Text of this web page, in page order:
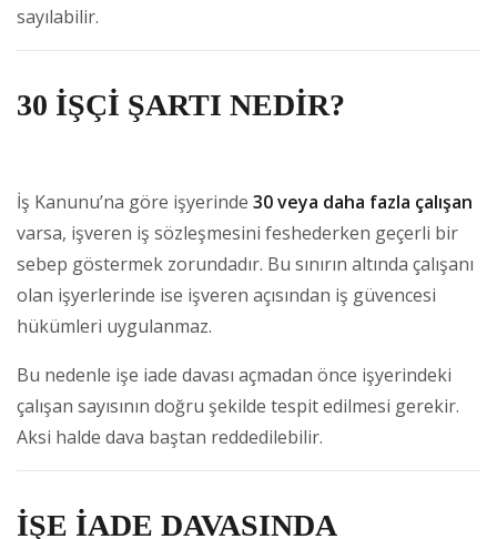
sayılabilir.
30 İŞÇİ ŞARTI NEDİR?
İş Kanunu’na göre işyerinde 30 veya daha fazla çalışan
varsa, işveren iş sözleşmesini feshederken geçerli bir
sebep göstermek zorundadır. Bu sınırın altında çalışanı
olan işyerlerinde ise işveren açısından iş güvencesi
hükümleri uygulanmaz.
Bu nedenle işe iade davası açmadan önce işyerindeki
çalışan sayısının doğru şekilde tespit edilmesi gerekir.
Aksi halde dava baştan reddedilebilir.
İŞE İADE DAVASINDA